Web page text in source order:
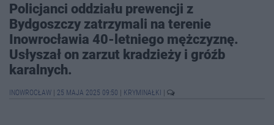
Policjanci oddziału prewencji z
Bydgoszczy zatrzymali na terenie
Inowrocławia 40-letniego mężczyznę.
Usłyszał on zarzut kradzieży i gróźb
karalnych.
INOWROCŁAW 25 MAJA 2025 09:50 KRYMINAŁKI